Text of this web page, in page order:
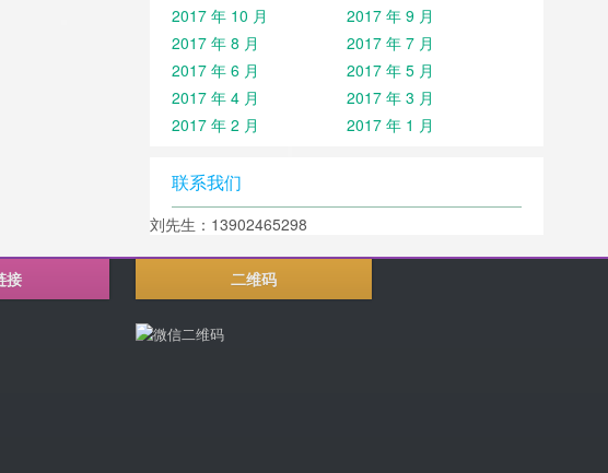
2017 年 10 月
2017 年 9 月
2017 年 8 月
2017 年 7 月
2017 年 6 月
2017 年 5 月
2017 年 4 月
2017 年 3 月
2017 年 2 月
2017 年 1 月
联系我们
刘先生：13902465298
接 二维码